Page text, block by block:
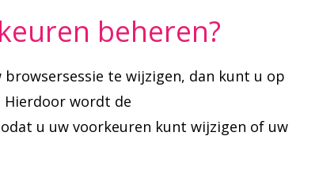
beheren?
te wijzigen, dan kunt u op
Hierdoor wordt de
u uw voorkeuren kunt wijzigen of uw